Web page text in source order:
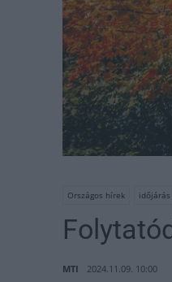
Országos hírek időjárás
MTI 2024.11.09. 10:00